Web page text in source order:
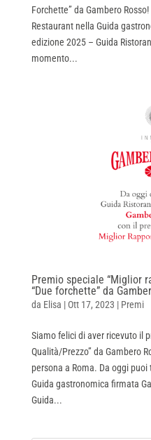
Forchette” da Gambero
Restaurant nella Guida
edizione 2025 – Guida
momento...
Premio speciale “Miglior
“Due forchette” da
da Elisa | Ott 17, 2023 | Premi
Siamo felici di aver ricevuto il
Qualità/Prezzo” da Gambero
persona a Roma. Da oggi
Guida gastronomica firmata
Guida...